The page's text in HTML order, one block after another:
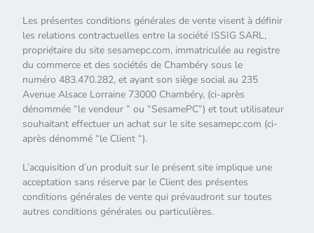
Les présentes conditions générales de vente visent à définir
les relations contractuelles entre la société ISSIG SARL,
propriétaire du site sesamepc.com, immatriculée au registre
du commerce et des sociétés de Chambéry sous le
numéro 483.470.282, et ayant son siège social au 235
Avenue Alsace Lorraine 73000 Chambéry, (ci-après
dénommée “le vendeur ” ou “SesamePC”) et tout utilisateur
souhaitant effectuer un achat sur le site sesamepc.com (ci-
après dénommé “le Client “).
L’acquisition d’un produit sur le présent site implique une
acceptation sans réserve par le Client des présentes
conditions générales de vente qui prévaudront sur toutes
autres conditions générales ou particulières.